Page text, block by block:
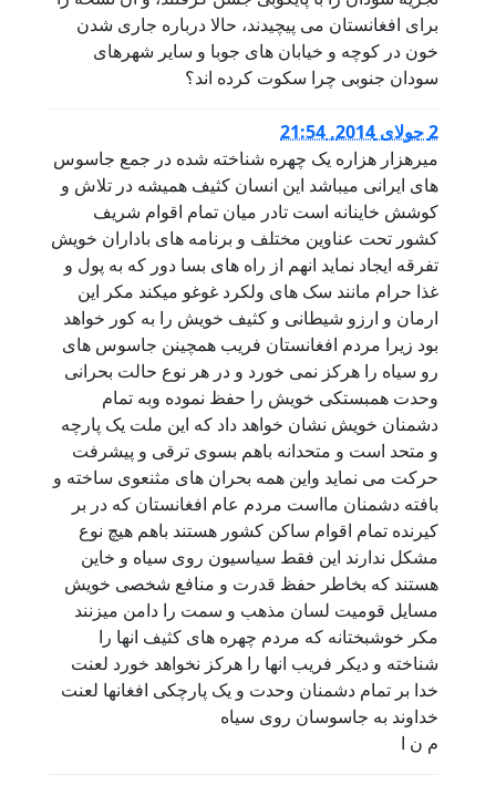
برای افغانستان می پیچیدند، حالا درباره جاری شدن
خون در کوچه و خیابان های جوبا و سایر شهرهای
سودان جنوبی چرا سکوت کرده اند؟
2 جولای 2014, 21:54
میرهزار هزاره یک چهره شناخته شده در جمع جاسوس
های ایرانی میباشد این انسان کثیف همیشه در تلاش و
کوشش خاینانه است تادر میان تمام اقوام شریف
کشور تحت عناوین مختلف و برنامه های باداران خویش
تفرقه ایجاد نماید انهم از راه های بسا دور که به پول و
غذا حرام مانند سک های ولکرد غوغو میکند مکر این
ارمان و ارزو شیطانی و کثیف خویش را به کور خواهد
بود زیرا مردم افغانستان فریب همچینن جاسوس های
رو سیاه را هرکز نمی خورد و در هر نوع حالت بحرانی
وحدت همبستکی خویش را حفظ نموده وبه تمام
دشمنان خویش نشان خواهد داد که این ملت یک پارچه
و متحد است و متحدانه باهم بسوی ترقی و پیشرفت
حرکت می نماید واین همه بحران های مثنعوی ساخته و
بافته دشمنان مااست مردم عام افغانستان که در بر
کیرنده تمام اقوام ساکن کشور هستند باهم هیچ نوع
مشکل ندارند این فقط سیاسیون روی سیاه و خاین
هستند که بخاطر حفظ قدرت و منافع شخصی خویش
مسایل قومیت لسان مذهب و سمت را دامن میزنند
مکر خوشبختانه که مردم چهره های کثیف انها را
شناخته و دیکر فریب انها را هرکز نخواهد خورد لعنت
خدا بر تمام دشمنان وحدت و یک پارچکی افغانها لعنت
خداوند به جاسوسان روی سیاه
م ن ا